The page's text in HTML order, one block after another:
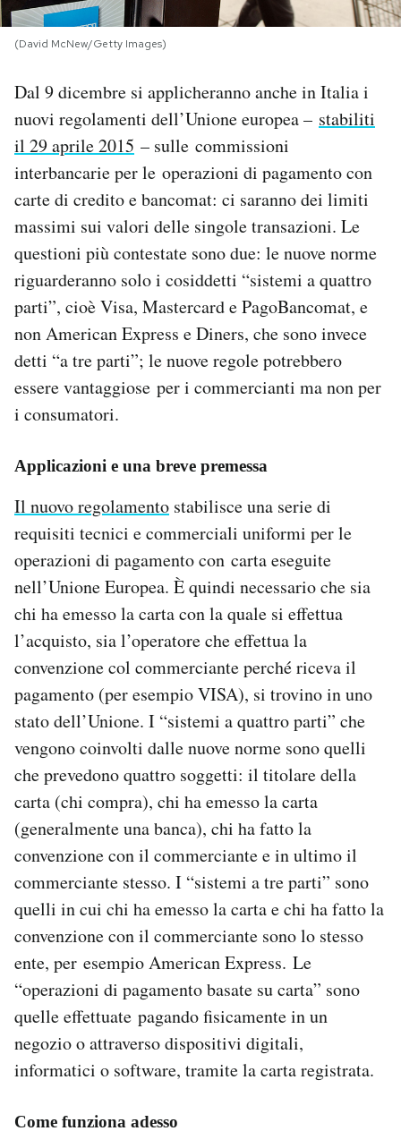
I MIEI PREFERITI
SHOP
CALENDARIO
AREA PERSONALE
Area Personale
Newsletter
Notifiche mobile
Regala il Post
Hai bisogno di aiuto?
Esci
(David McNew/Getty Images)
Dal 9 dicembre si applicheranno anche in Italia i
nuovi regolamenti dell’Unione europea – stabiliti
il 29 aprile 2015 – sulle commissioni
interbancarie per le operazioni di pagamento con
carte di credito e bancomat: ci saranno dei limiti
massimi sui valori delle singole transazioni. Le
questioni più contestate sono due: le nuove norme
riguarderanno solo i cosiddetti “sistemi a quattro
parti”, cioè Visa, Mastercard e PagoBancomat, e
non American Express e Diners, che sono invece
detti “a tre parti”; le nuove regole potrebbero
essere vantaggiose per i commercianti ma non per
i consumatori.
Applicazioni e una breve premessa
Il nuovo regolamento stabilisce una serie di
requisiti tecnici e commerciali uniformi per le
operazioni di pagamento con carta eseguite
nell’Unione Europea. È quindi necessario che sia
chi ha emesso la carta con la quale si effettua
l’acquisto, sia l’operatore che effettua la
convenzione col commerciante perché riceva il
pagamento (per esempio VISA), si trovino in uno
stato dell’Unione. I “sistemi a quattro parti” che
vengono coinvolti dalle nuove norme sono quelli
che prevedono quattro soggetti: il titolare della
carta (chi compra), chi ha emesso la carta
(generalmente una banca), chi ha fatto la
convenzione con il commerciante e in ultimo il
commerciante stesso. I “sistemi a tre parti” sono
quelli in cui chi ha emesso la carta e chi ha fatto la
convenzione con il commerciante sono lo stesso
ente, per esempio American Express. Le
“operazioni di pagamento basate su carta” sono
quelle effettuate pagando fisicamente in un
negozio o attraverso dispositivi digitali,
informatici o software, tramite la carta registrata.
Come funziona adesso